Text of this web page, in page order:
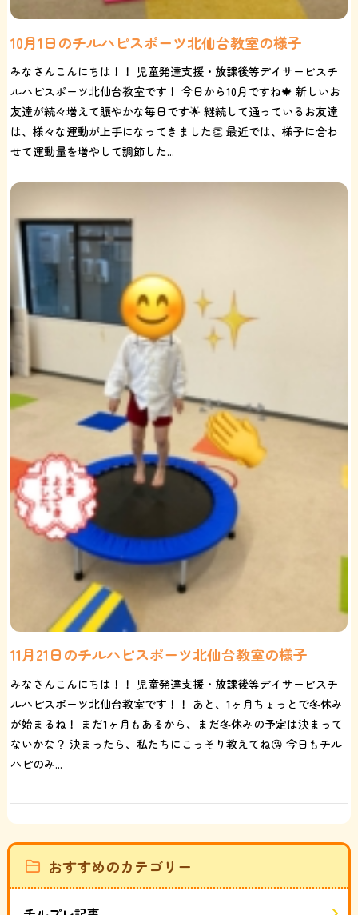
10月1日のチルハピスポーツ北仙台教室の様子
みなさんこんにちは！！ 児童発達支援・放課後等デイサービスチ
ルハピスポーツ北仙台教室です！ 今日から10月ですね🍁 新しいお
友達が続々増えて賑やかな毎日です🌟 継続して通っているお友達
は、様々な運動が上手になってきました👏 最近では、様子に合わ
せて運動量を増やして調節した...
11月21日のチルハピスポーツ北仙台教室の様子
みなさんこんにちは！！ 児童発達支援・放課後等デイサービスチ
ルハピスポーツ北仙台教室です！！ あと、1ヶ月ちょっとで冬休み
が始まるね！ まだ1ヶ月もあるから、まだ冬休みの予定は決まって
ないかな？ 決まったら、私たちにこっそり教えてね😘 今日もチル
ハピのみ...
おすすめのカテゴリー